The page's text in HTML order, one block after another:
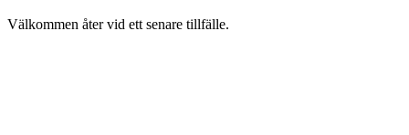
Välkommen åter vid ett senare tillfälle.